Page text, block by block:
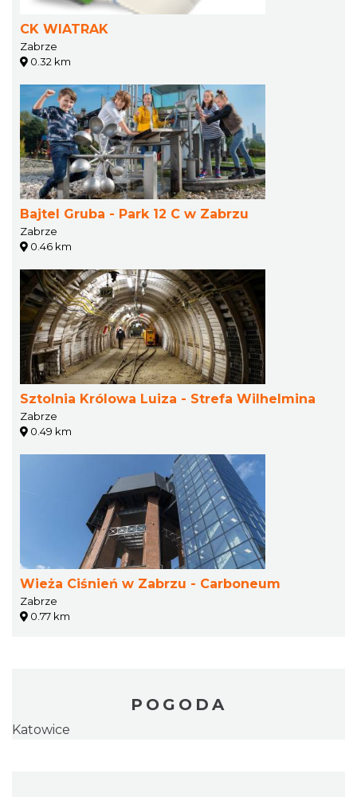
CK WIATRAK
Zabrze
0.32 km
Bajtel Gruba - Park 12 C w Zabrzu
Zabrze
0.46 km
Sztolnia Królowa Luiza - Strefa Wilhelmina
Zabrze
0.49 km
Wieża Ciśnień w Zabrzu - Carboneum
Zabrze
0.77 km
POGODA
Katowice